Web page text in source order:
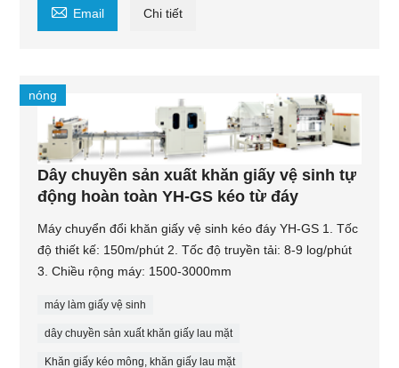
 Email Chi tiết
nóng
Dây chuyền sản xuất khăn giấy vệ sinh tự
động hoàn toàn YH-GS kéo từ đáy
Máy chuyển đổi khăn giấy vệ sinh kéo đáy YH-GS 1. Tốc
độ thiết kế: 150m/phút 2. Tốc độ truyền tải: 8-9 log/phút
3. Chiều rộng máy: 1500-3000mm
máy làm giấy vệ sinh
dây chuyền sản xuất khăn giấy lau mặt
Khăn giấy kéo mông, khăn giấy lau mặt